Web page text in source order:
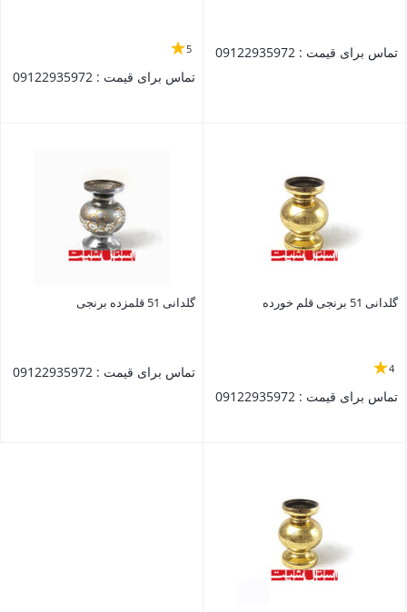
تماس برای قیمت : 09122935972 5
تماس برای قیمت : 09122935972
گلدانی 51 برنجی قلم خورده
4
تماس برای قیمت : 09122935972
گلدانی 51 قلمزده برنجی
تماس برای قیمت : 09122935972